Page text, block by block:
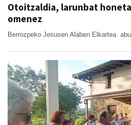
Otoitzaldia, larunbat
omenez
Berrozpeko Jesusen Alaben Elkartea